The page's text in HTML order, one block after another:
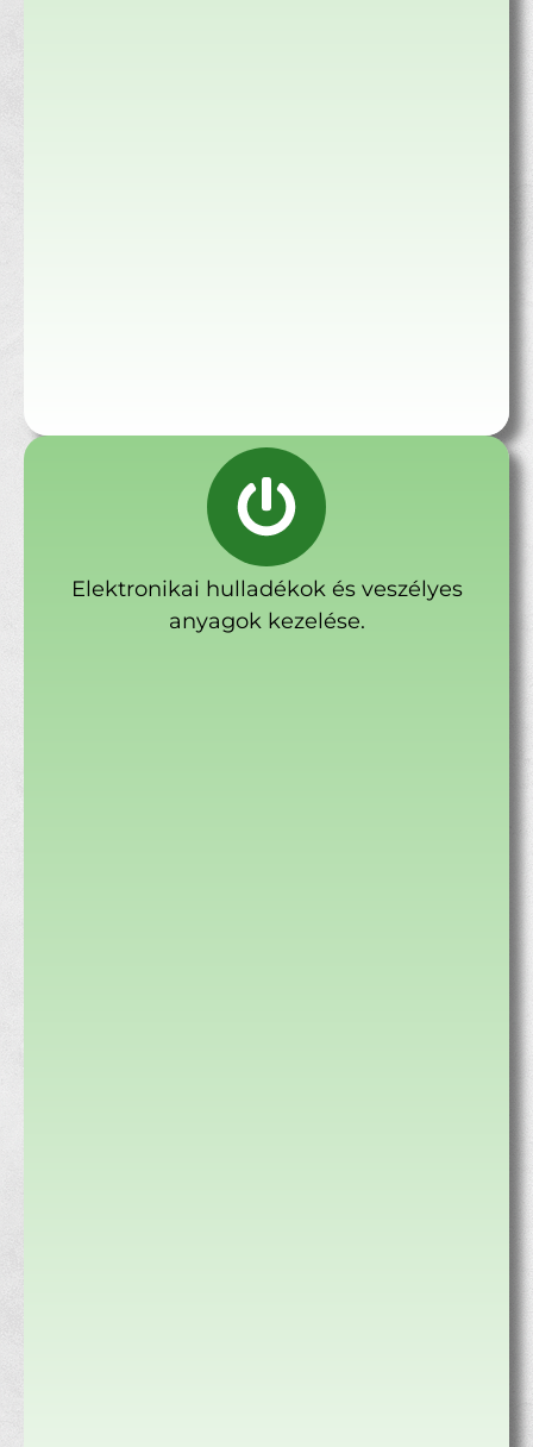
Elektronikai hulladékok és veszélyes
anyagok kezelése.